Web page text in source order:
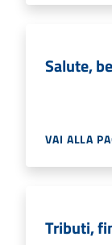
Salute,
VAI ALLA
Tributi,